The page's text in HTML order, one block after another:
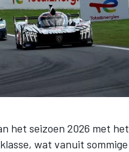
het seizoen 2026 met het
wat vanuit sommige